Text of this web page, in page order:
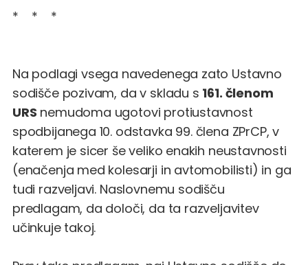
* * *
Na podlagi vsega navedenega zato Ustavno
sodišče pozivam, da v skladu s 161. členom
URS nemudoma ugotovi protiustavnost
spodbijanega 10. odstavka 99. člena ZPrCP, v
katerem je sicer še veliko enakih neustavnosti
(enačenja med kolesarji in avtomobilisti) in ga
tudi razveljavi. Naslovnemu sodišču
predlagam, da določi, da ta razveljavitev
učinkuje takoj.